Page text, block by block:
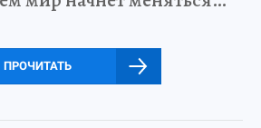
ПРОЧИТАТЬ